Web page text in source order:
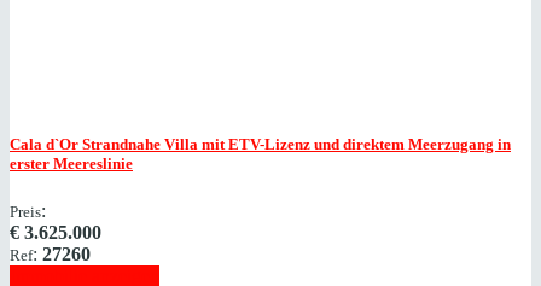
Cala d`Or Strandnahe Villa mit ETV-Lizenz und direktem Meerzugang in
erster Meereslinie
Preis:
€ 3.625.000
Ref: 27260